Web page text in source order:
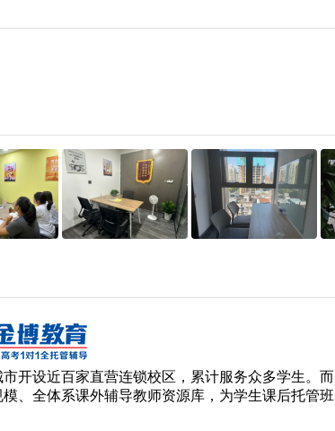
开设近百家直营连锁校区，累计服务众多学生。而
、全体系课外辅导教师资源库，为学生课后托管班